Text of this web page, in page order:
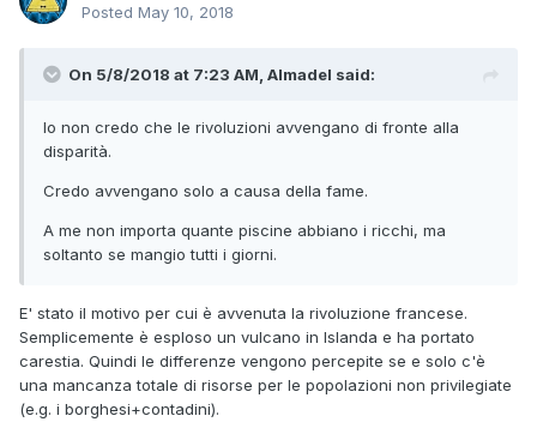
Posted May 10, 2018
On 5/8/2018 at 7:23 AM, Almadel said:
Io non credo che le rivoluzioni avvengano di fronte alla
disparità.
Credo avvengano solo a causa della fame.
A me non importa quante piscine abbiano i ricchi, ma
soltanto se mangio tutti i giorni.
E' stato il motivo per cui è avvenuta la rivoluzione francese.
Semplicemente è esploso un vulcano in Islanda e ha portato
carestia. Quindi le differenze vengono percepite se e solo c'è
una mancanza totale di risorse per le popolazioni non privilegiate
(e.g. i borghesi+contadini).